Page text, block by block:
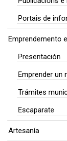
Portais de
Emprendemento
Presentación
Emprender un
Trámites
Escaparate
Artesanía